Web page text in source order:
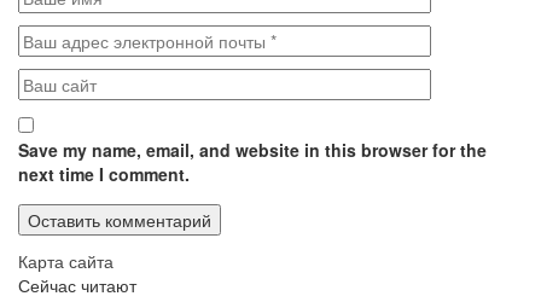
Save my name, email, and website in this browser for the
next time I comment.
Карта сайта
Сейчас читают